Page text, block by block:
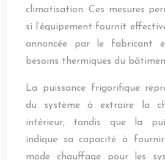
climatisation. Ces mesures
si l’équipement fournit
annoncée par le fabricant
besoins thermiques du
La puissance frigorifique
du système à extraire la
intérieur, tandis que la
indique sa capacité à
mode chauffage pour les